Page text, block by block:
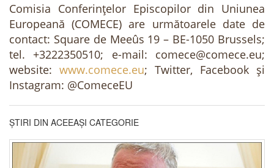
Comisia Conferințelor Episcopilor din Uniunea
Europeană (COMECE) are următoarele date de
contact: Square de Meeûs 19 – BE-1050 Brussels;
tel. +3222350510; e-mail: comece@comece.eu;
website: www.comece.eu; Twitter, Facebook și
Instagram: @ComeceEU
ȘTIRI DIN ACEEAȘI CATEGORIE